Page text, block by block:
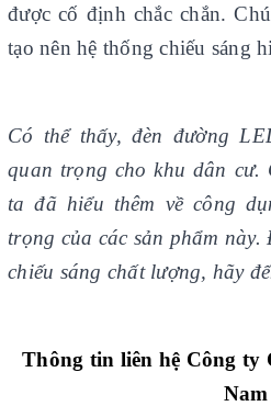
được cố định chắc chắn.
tạo nên hệ thống chiếu sáng
Có thể thấy, đèn đường
quan trọng cho khu dân cư.
ta đã hiểu thêm về công
trọng của các sản phẩm
chiếu sáng chất lượng, hãy
Thông tin liên hệ Công
Nam